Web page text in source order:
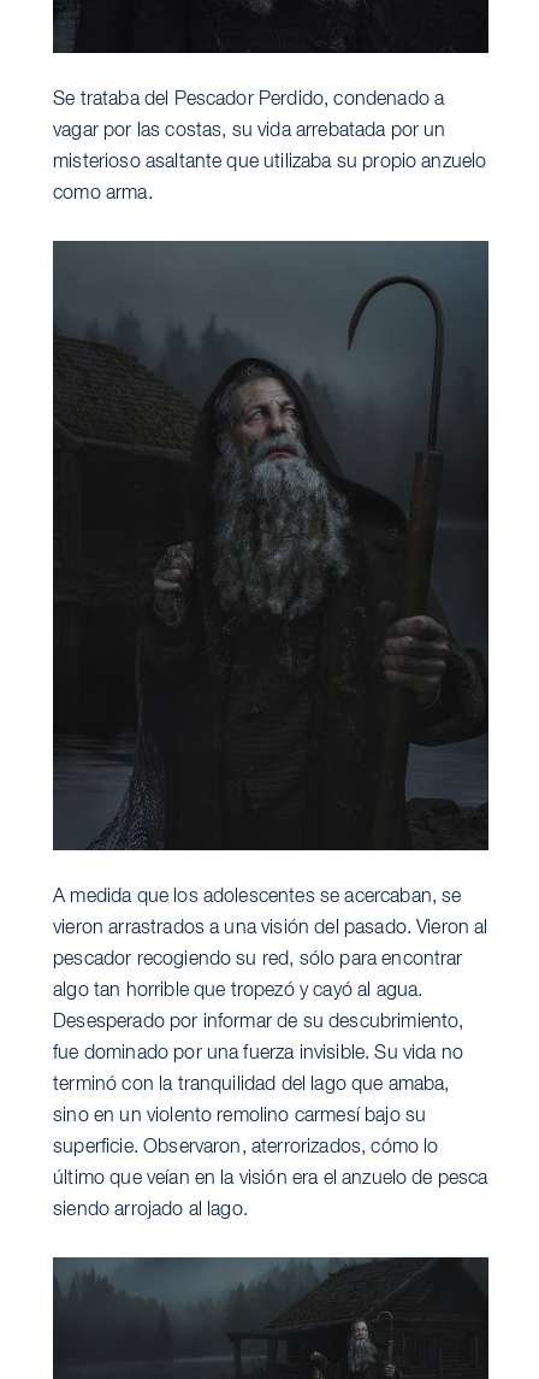
Se trataba del Pescador Perdido, condenado a
vagar por las costas, su vida arrebatada por un
misterioso asaltante que utilizaba su propio anzuelo
como arma.
A medida que los adolescentes se acercaban, se
vieron arrastrados a una visión del pasado. Vieron al
pescador recogiendo su red, sólo para encontrar
algo tan horrible que tropezó y cayó al agua.
Desesperado por informar de su descubrimiento,
fue dominado por una fuerza invisible. Su vida no
terminó con la tranquilidad del lago que amaba,
sino en un violento remolino carmesí bajo su
superficie. Observaron, aterrorizados, cómo lo
último que veían en la visión era el anzuelo de pesca
siendo arrojado al lago.